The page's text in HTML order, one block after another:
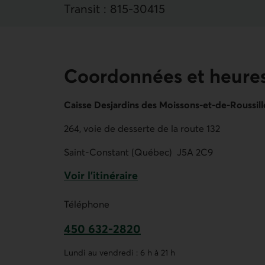
Transit : 815‐30415
Coordonnées et
Caisse Desjardins des Moissons-et-de-
264, voie de desserte de la route 132
Saint-Constant (Québec) J5A 2C9
Voir l'itinéraire
Téléphone
450 632-2820
Lundi au vendredi : 6 h à 21 h